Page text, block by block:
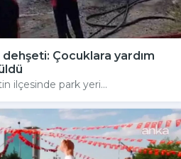
Çocuklara yardım
ilçesinde park yeri...